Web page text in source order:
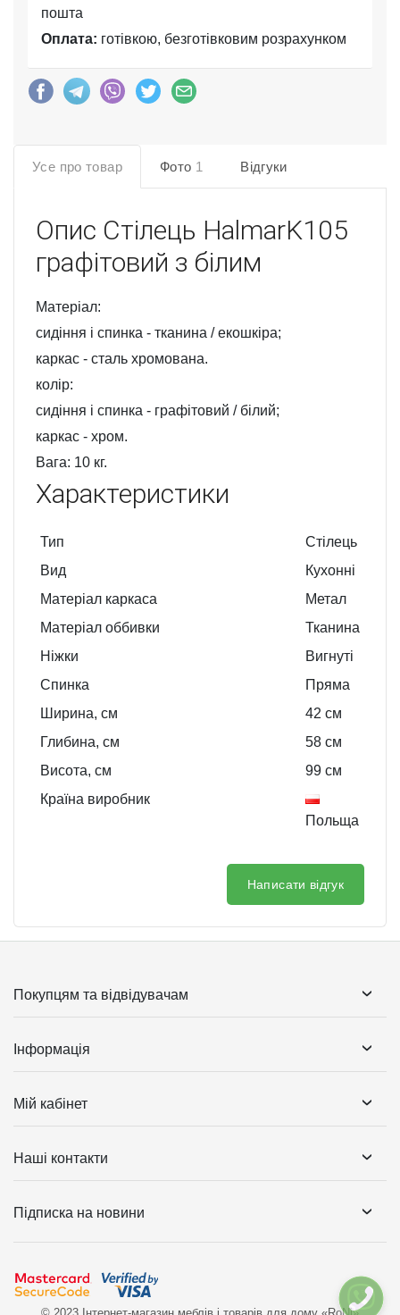
пошта
Оплата: готівкою, безготівковим розрахунком
Усе про товар Фото 1 Відгуки
Опис Стілець HalmarK105
графітовий з білим
Матеріал:
сидіння і спинка - тканина / екошкіра;
каркас - сталь хромована.
колір:
сидіння і спинка - графітовий / білий;
каркас - хром.
Вага: 10 кг.
Характеристики
Тип
Стілець
Вид
Кухонні
Матеріал каркаса
Метал
Матеріал оббивки
Тканина
Ніжки
Вигнуті
Спинка
Пряма
Ширина, см
42 см
Глибина, см
58 см
Висота, см
99 см
Країна виробник
Польща
Написати відгук
Покупцям та відвідувачам
Інформація
Мій кабінет
Наші контакти
Підписка на новини